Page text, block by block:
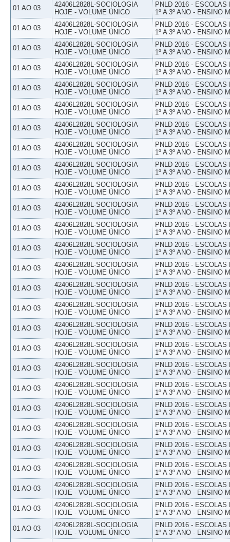
01 AO 03
42406L2828L-SOCIOLOGIA
HOJE - VOLUME ÚNICO
PNLD 2016 -
1º A 3º ANO - ENSINO
01 AO 03
42406L2828L-SOCIOLOGIA
HOJE - VOLUME ÚNICO
PNLD 2016 -
1º A 3º ANO - ENSINO
01 AO 03
42406L2828L-SOCIOLOGIA
HOJE - VOLUME ÚNICO
PNLD 2016 -
1º A 3º ANO - ENSINO
01 AO 03
42406L2828L-SOCIOLOGIA
HOJE - VOLUME ÚNICO
PNLD 2016 -
1º A 3º ANO - ENSINO
01 AO 03
42406L2828L-SOCIOLOGIA
HOJE - VOLUME ÚNICO
PNLD 2016 -
1º A 3º ANO - ENSINO
01 AO 03
42406L2828L-SOCIOLOGIA
HOJE - VOLUME ÚNICO
PNLD 2016 -
1º A 3º ANO - ENSINO
01 AO 03
42406L2828L-SOCIOLOGIA
HOJE - VOLUME ÚNICO
PNLD 2016 -
1º A 3º ANO - ENSINO
01 AO 03
42406L2828L-SOCIOLOGIA
HOJE - VOLUME ÚNICO
PNLD 2016 -
1º A 3º ANO - ENSINO
01 AO 03
42406L2828L-SOCIOLOGIA
HOJE - VOLUME ÚNICO
PNLD 2016 -
1º A 3º ANO - ENSINO
01 AO 03
42406L2828L-SOCIOLOGIA
HOJE - VOLUME ÚNICO
PNLD 2016 -
1º A 3º ANO - ENSINO
01 AO 03
42406L2828L-SOCIOLOGIA
HOJE - VOLUME ÚNICO
PNLD 2016 -
1º A 3º ANO - ENSINO
01 AO 03
42406L2828L-SOCIOLOGIA
HOJE - VOLUME ÚNICO
PNLD 2016 -
1º A 3º ANO - ENSINO
01 AO 03
42406L2828L-SOCIOLOGIA
HOJE - VOLUME ÚNICO
PNLD 2016 -
1º A 3º ANO - ENSINO
01 AO 03
42406L2828L-SOCIOLOGIA
HOJE - VOLUME ÚNICO
PNLD 2016 -
1º A 3º ANO - ENSINO
01 AO 03
42406L2828L-SOCIOLOGIA
HOJE - VOLUME ÚNICO
PNLD 2016 -
1º A 3º ANO - ENSINO
01 AO 03
42406L2828L-SOCIOLOGIA
HOJE - VOLUME ÚNICO
PNLD 2016 -
1º A 3º ANO - ENSINO
01 AO 03
42406L2828L-SOCIOLOGIA
HOJE - VOLUME ÚNICO
PNLD 2016 -
1º A 3º ANO - ENSINO
01 AO 03
42406L2828L-SOCIOLOGIA
HOJE - VOLUME ÚNICO
PNLD 2016 -
1º A 3º ANO - ENSINO
01 AO 03
42406L2828L-SOCIOLOGIA
HOJE - VOLUME ÚNICO
PNLD 2016 -
1º A 3º ANO - ENSINO
01 AO 03
42406L2828L-SOCIOLOGIA
HOJE - VOLUME ÚNICO
PNLD 2016 -
1º A 3º ANO - ENSINO
01 AO 03
42406L2828L-SOCIOLOGIA
HOJE - VOLUME ÚNICO
PNLD 2016 -
1º A 3º ANO - ENSINO
01 AO 03
42406L2828L-SOCIOLOGIA
HOJE - VOLUME ÚNICO
PNLD 2016 -
1º A 3º ANO - ENSINO
01 AO 03
42406L2828L-SOCIOLOGIA
HOJE - VOLUME ÚNICO
PNLD 2016 -
1º A 3º ANO - ENSINO
01 AO 03
42406L2828L-SOCIOLOGIA
HOJE - VOLUME ÚNICO
PNLD 2016 -
1º A 3º ANO - ENSINO
01 AO 03
42406L2828L-SOCIOLOGIA
HOJE - VOLUME ÚNICO
PNLD 2016 -
1º A 3º ANO - ENSINO
01 AO 03
42406L2828L-SOCIOLOGIA
HOJE - VOLUME ÚNICO
PNLD 2016 -
1º A 3º ANO - ENSINO
01 AO 03
42406L2828L-SOCIOLOGIA
HOJE - VOLUME ÚNICO
PNLD 2016 -
1º A 3º ANO - ENSINO